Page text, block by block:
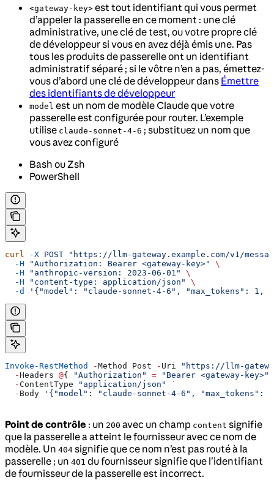
<gateway-key> est tout identifiant qui vous permet
d’appeler la passerelle en ce moment : une clé
administrative, une clé de test, ou votre propre clé
de développeur si vous en avez déjà émis une. Pas
tous les produits de passerelle ont un identifiant
administratif séparé ; si le vôtre n’en a pas, émettez-
vous d’abord une clé de développeur dans Émettre
des identifiants de développeur
model est un nom de modèle Claude que votre
passerelle est configurée pour router. L’exemple
utilise claude-sonnet-4-6 ; substituez un nom que
vous avez configuré
Bash ou Zsh
PowerShell
curl -X POST "https://llm-gateway.example.com/v1/
  -H
"Authorization: Bearer <gateway-key>"
\
  -H
"anthropic-version: 2023-06-01"
\
  -H
"content-type: application/json"
\
  -d
'{"model": "claude-sonnet-4-6", "max_tokens":
Invoke-RestMethod -Method Post - Uri
"https://llm-
  -
Headers @{ "Authorization" = "Bearer <gateway-key>"
  -
ContentType "application/json"
`
  -
Body '{"model": "claude-sonnet-4-6",
Point de contrôle : un 200 avec un champ content signifie
que la passerelle a atteint le fournisseur avec ce nom de
modèle. Un 404 signifie que ce nom n’est pas routé à la
passerelle ; un 401 du fournisseur signifie que l’identifiant
de fournisseur de la passerelle est incorrect.